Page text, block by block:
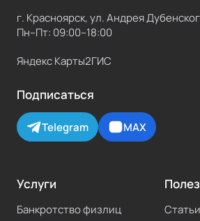
г. Красноярск, ул. Андрея
Пн–Пт: 09:00–18:00
Яндекс Карты2ГИС
Подписаться
Telegram MAX
Услуги
Банкротство физлиц
Статьи